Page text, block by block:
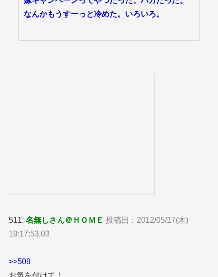
なんかもうすーっと冷めた。いろいろ。
511:名無しさん＠ＨＯＭＥ 投稿日：2012/05/17(木)
19:17:53.03
>>509
お気を付けて！